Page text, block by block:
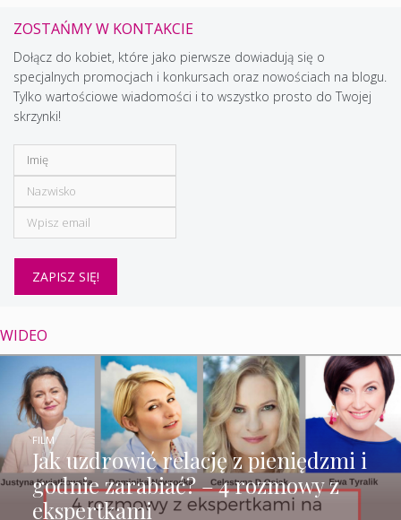
ZOSTAŃMY W KONTAKCIE
Dołącz do kobiet, które jako pierwsze dowiadują się o
specjalnych promocjach i konkursach oraz nowościach na blogu.
Tylko wartościowe wiadomości i to wszystko prosto do Twojej
skrzynki!
WIDEO
Jak uzdrowić relację z pieniędzmi i
godnie zarabiać? – 4 rozmowy z
ekspertkami
FILM